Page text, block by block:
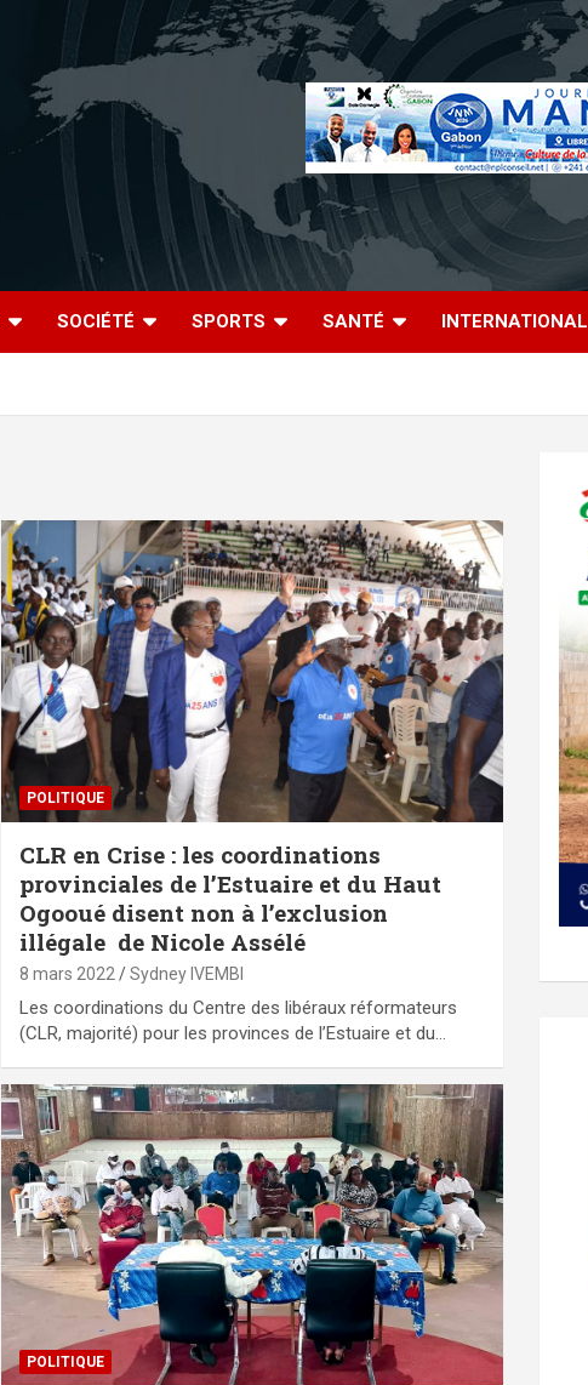
SOCIÉTÉ SPORTS SANTÉ INTERNATIONAL
POLITIQUE
CLR en Crise : les coordinations
provinciales de l’Estuaire et du Haut
Ogooué disent non à l’exclusion
illégale de Nicole Assélé
8 mars 2022 Sydney IVEMBI
Les coordinations du Centre des libéraux réformateurs
(CLR, majorité) pour les provinces de l’Estuaire et du…
POLITIQUE